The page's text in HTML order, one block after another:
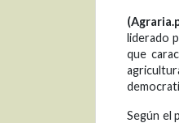
liderado
que
Según el